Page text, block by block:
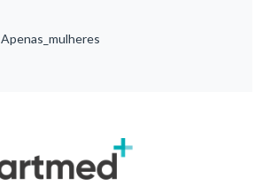
Apenas_mulheres